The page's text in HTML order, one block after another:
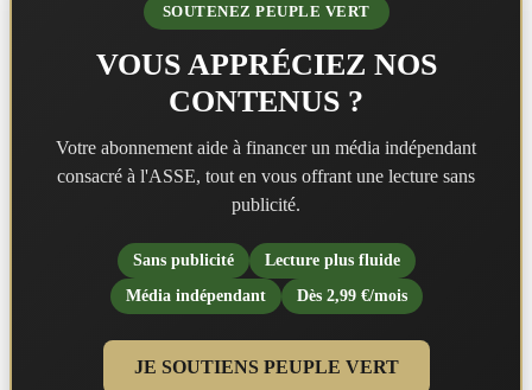
SOUTENEZ PEUPLE VERT
VOUS APPRÉCIEZ NOS
CONTENUS ?
Votre abonnement aide à financer un média indépendant
consacré à l'ASSE, tout en vous offrant une lecture sans
publicité.
Sans publicité
Lecture plus fluide
Média indépendant
Dès 2,99 €/mois
JE SOUTIENS PEUPLE VERT